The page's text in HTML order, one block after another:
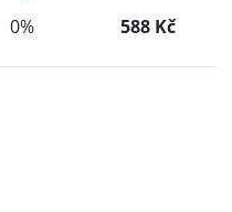
0% 588 Kč